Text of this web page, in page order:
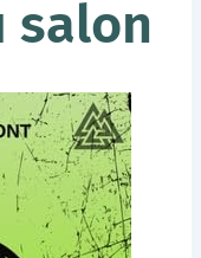
salon